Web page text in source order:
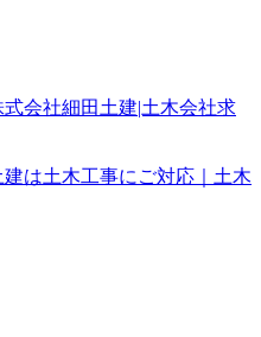
は土木工事にご対応｜土木